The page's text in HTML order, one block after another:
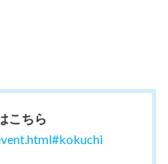
こちら